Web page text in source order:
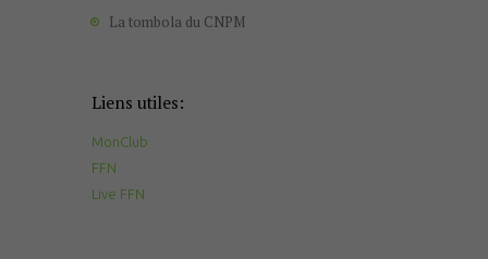
La tombola du CNPM
Liens utiles:
MonClub
FFN
Live FFN